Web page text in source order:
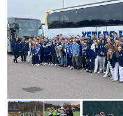
MATCHER
MFF SOMMARFOTBOLL
FÖRSÄKRING - FOLKSAM
VÅRA CUPER